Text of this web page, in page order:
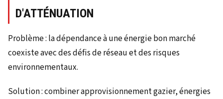
D'ATTÉNUATION
Problème : la dépendance à une énergie bon marché
coexiste avec des défis de réseau et des risques
environnementaux.
Solution : combiner approvisionnement gazier, énergies